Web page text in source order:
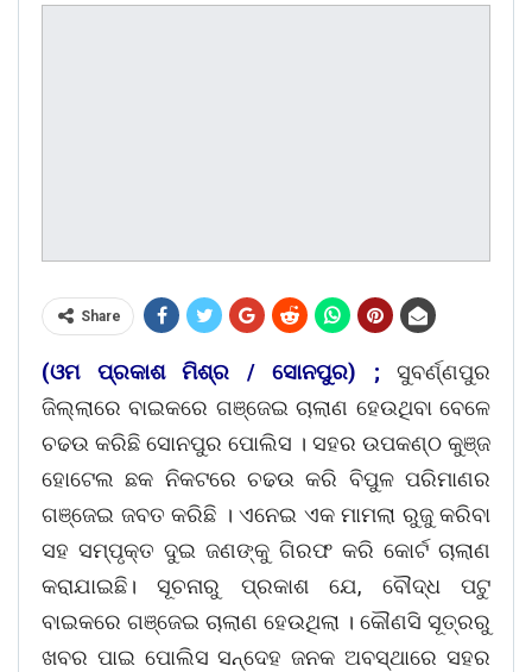
Share
(ଓମ ପ୍ରକାଶ ମିଶ୍ର / ସୋନପୁର) ;
ସୁବର୍ଣ୍ଣପୁର
ଜିଲ୍ଲାରେ ବାଇକରେ ଗଞ୍ଜେଇ ଚାଲାଣ ହେଉଥିବା ବେଳେ
ଚଢଉ କରିଛି ସୋନପୁର ପୋଲିସ । ସହର ଉପକଣ୍ଠ କୁଞ୍ଜ
ହୋଟେଲ ଛକ ନିକଟରେ ଚଢଉ କରି ବିପୁଳ ପରିମାଣର
ଗଞ୍ଜେଇ ଜବତ କରିଛି । ଏନେଇ ଏକ ମାମଲା ରୁଜୁ କରିବା
ସହ ସମ୍ପୃକ୍ତ ଦୁଇ ଜଣଙ୍କୁ ଗିରଫ କରି କୋର୍ଟ ଚାଲାଣ
କରାଯାଇଛି। ସୂଚନାରୁ ପ୍ରକାଶ ଯେ, ବୌଦ୍ଧ ପଟୁ
ବାଇକରେ ଗଞ୍ଜେଇ ଚାଲାଣ ହେଉଥିଲା । କୌଣସି ସୂତ୍ରରୁ
ଖବର ପାଇ ପୋଲିସ ସନ୍ଦେହ ଜନକ ଅବସ୍ଥାରେ ସହର